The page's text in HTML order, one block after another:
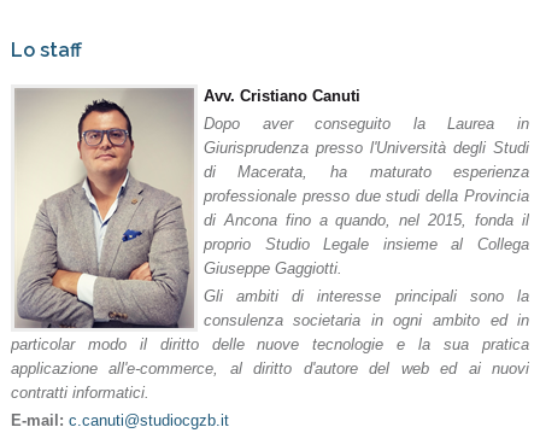
Lo staff
Avv. Cristiano Canuti
Dopo aver conseguito la Laurea in
Giurisprudenza presso l'Università degli Studi
di Macerata, ha maturato esperienza
professionale presso due studi della Provincia
di Ancona fino a quando, nel 2015, fonda il
proprio Studio Legale insieme al Collega
Giuseppe Gaggiotti.
Gli ambiti di interesse principali sono la
consulenza societaria in ogni ambito ed in
particolar modo il diritto delle nuove tecnologie e la sua pratica
applicazione all'e-commerce, al diritto d'autore del web ed ai nuovi
contratti informatici.
E-mail: c.canuti@studiocgzb.it